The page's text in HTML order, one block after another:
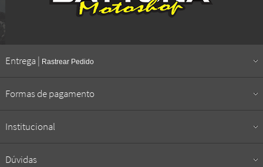
Entrega | Rastrear Pedido
Formas de pagamento
Institucional
Dúvidas